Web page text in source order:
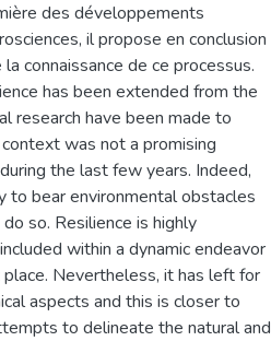
des développements
il propose en conclusion
connaissance de ce processus.
has been extended from the
research have been made to
was not a promising
the last few years. Indeed,
to bear environmental obstacles
so. Resilience is highly
within a dynamic endeavor
Nevertheless, it has left for
aspects and this is closer to
to delineate the natural and